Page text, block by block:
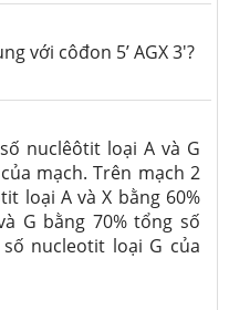
với côđon 5’ AGX 3'?
nuclêôtit loại A và G
mạch. Trên mạch 2
loại A và X bằng 60%
G bằng 70% tổng số
nucleotit loại G của